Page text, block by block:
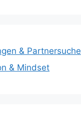
& Partnersuche
& Mindset